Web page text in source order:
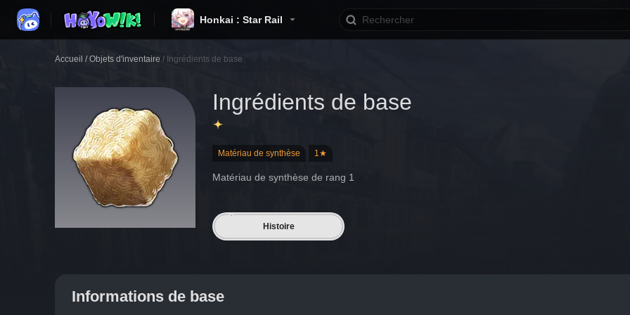
Honkai : Star Rail
Accueil / Objets d'inventaire / Ingrédients de base
Ingrédients de base
Matériau de synthèse 1★
Matériau de synthèse de rang 1
Histoire
Informations de base